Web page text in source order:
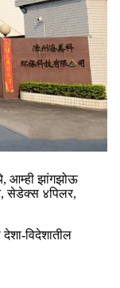
आम्ही झांगझोऊ
सेडेक्स ४पिलर,
विदेशातील